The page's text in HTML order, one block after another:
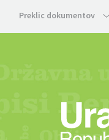
Preklic dokumentov